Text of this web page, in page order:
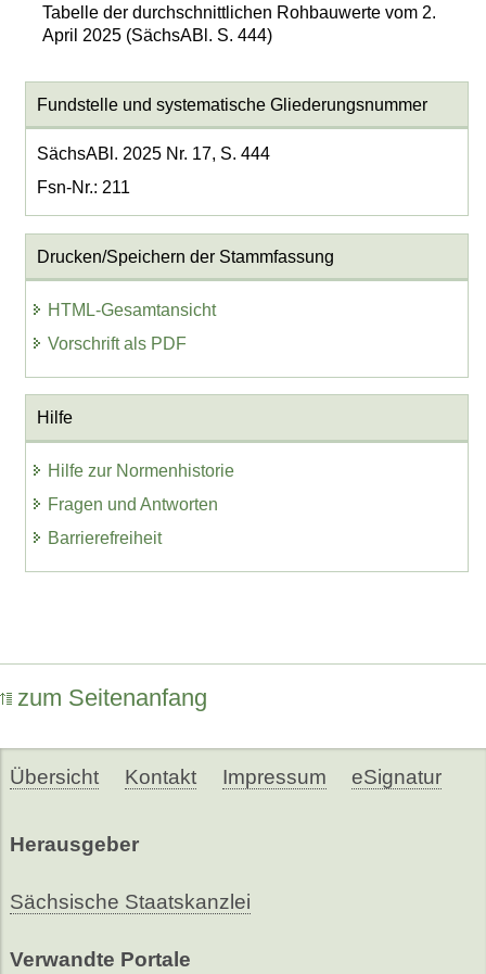
Tabelle der durchschnittlichen Rohbauwerte vom 2.
April 2025 (SächsABl. S. 444)
Fundstelle und systematische Gliederungsnummer
SächsABl. 2025 Nr. 17, S. 444
Fsn-Nr.: 211
Drucken/Speichern der Stammfassung
HTML-Gesamtansicht
Vorschrift als PDF
Hilfe
Hilfe zur Normenhistorie
Fragen und Antworten
Barrierefreiheit
zum Seitenanfang
Übersicht Kontakt Impressum eSignatur
Herausgeber
Sächsische Staatskanzlei
Verwandte Portale